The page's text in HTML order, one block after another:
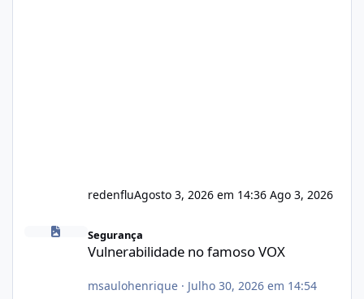
redenfluAgosto 3, 2026 em 14:36 Ago 3, 2026
Vulnerabilidade no famoso VOX
Segurança
Vulnerabilidade no famoso VOX
msaulohenrique· Julho 30, 2026 em 14:54